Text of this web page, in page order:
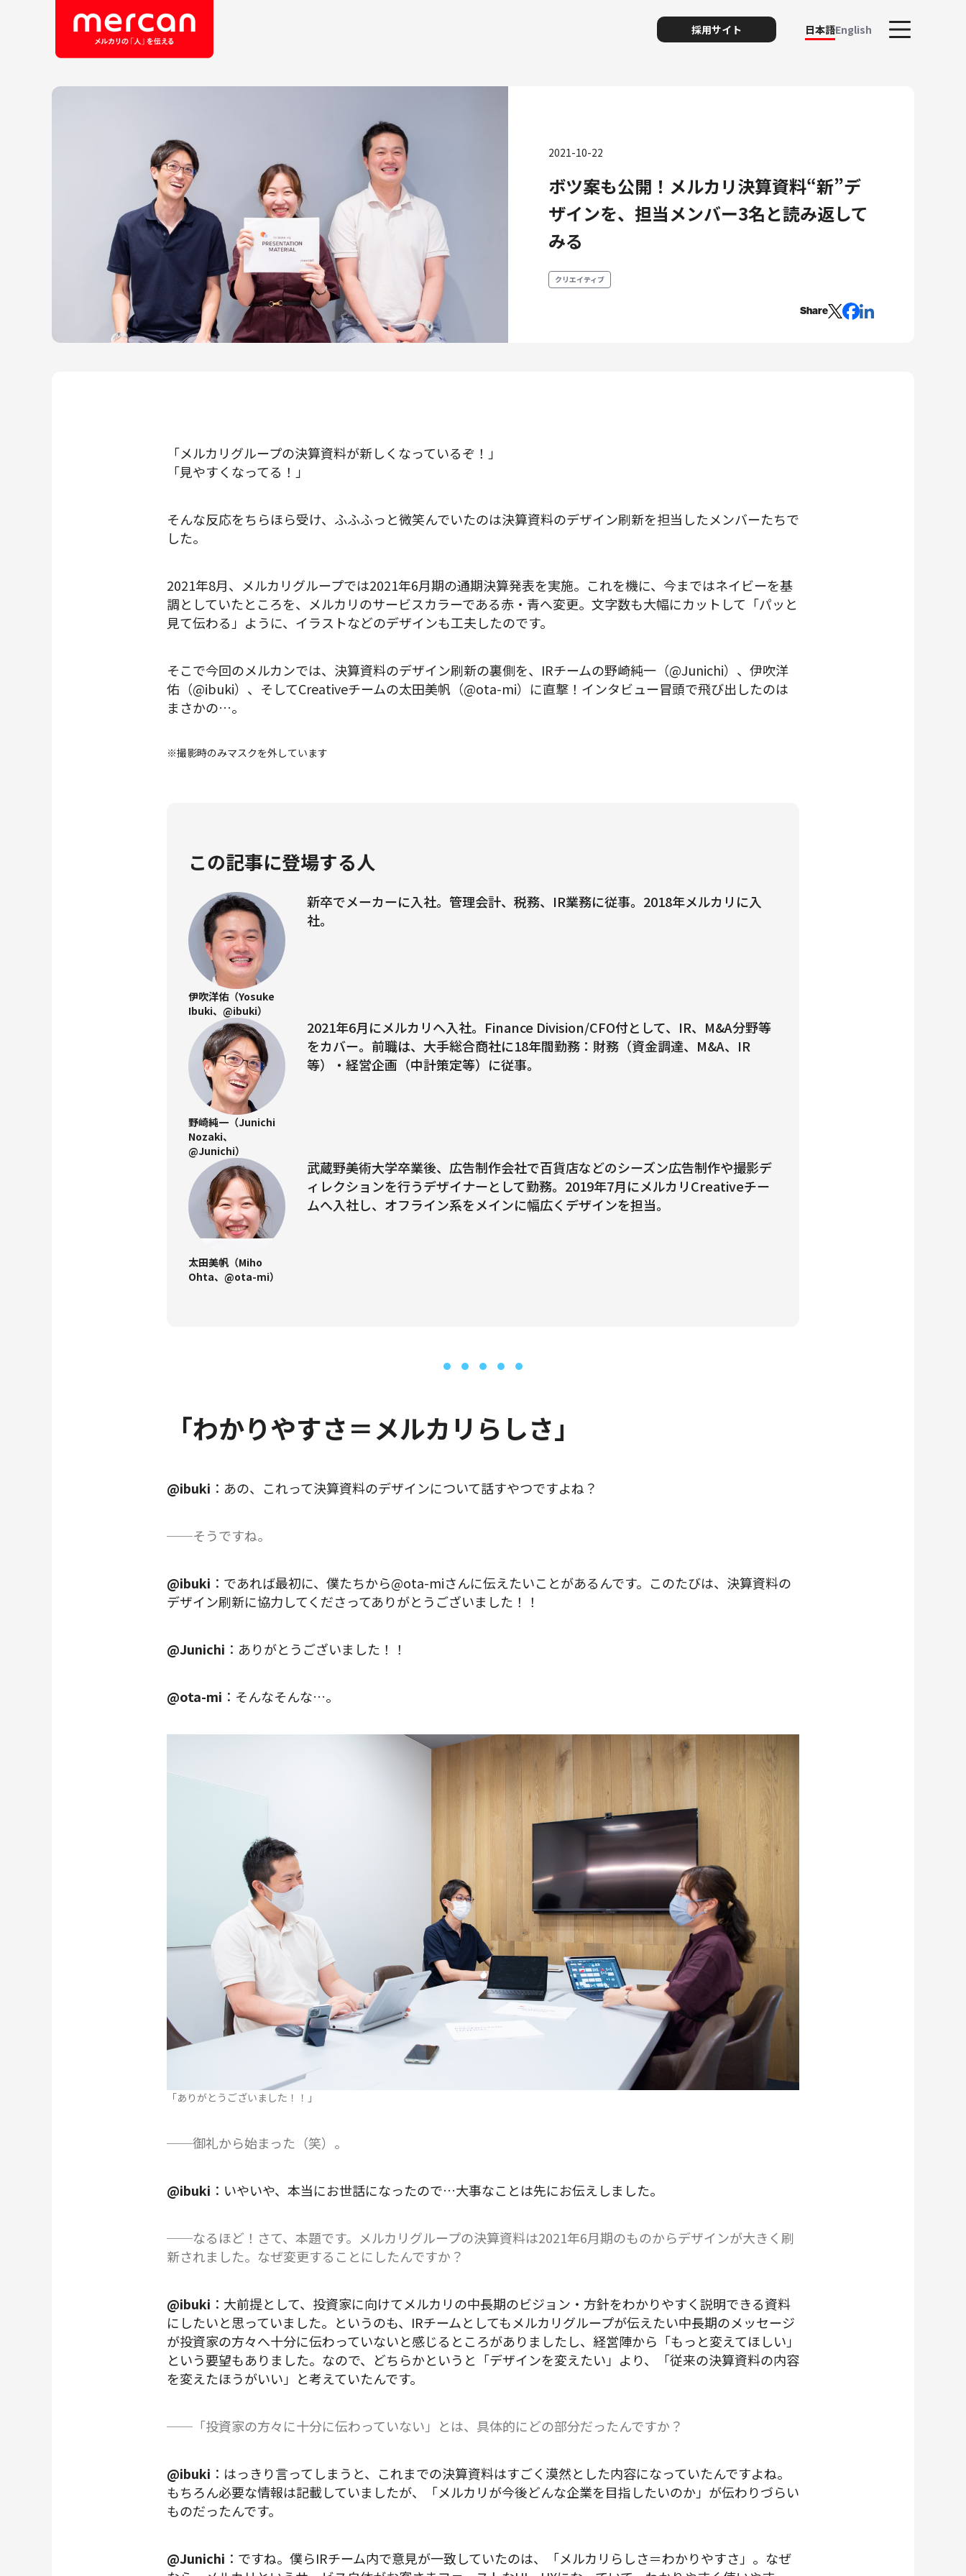
採用サイト 日本語English
カテゴリーから探す 会社・事業
鹿島アントラーズ
Ads
メルカリ
メルペイ
メルコイン
メルカリShops
メルカリR4Dラボ
エンジニアリング
エンジニアリング
コーポレートエンジニアリング
セキュリティエンジニアリング
プロダクト・ビジネス
カスタマーサービス
コーポレート
法務
2021-10-22
ボツ案も公開！メルカリ決算資料“新”デ
ザインを、担当メンバー3名と読み返して
みる
クリエイティブ
Share
「メルカリグループの決算資料が新しくなっているぞ！」
「見やすくなってる！」
そんな反応をちらほら受け、ふふふっと微笑んでいたのは決算資料のデザイン刷新を担当したメンバーたちで
した。
2021年8月、メルカリグループでは2021年6月期の通期決算発表を実施。これを機に、今まではネイビーを基
調としていたところを、メルカリのサービスカラーである赤・青へ変更。文字数も大幅にカットして「パッと
見て伝わる」ように、イラストなどのデザインも工夫したのです。
そこで今回のメルカンでは、決算資料のデザイン刷新の裏側を、IRチームの野崎純一（@Junichi）、伊吹洋
佑（@ibuki）、そしてCreativeチームの太田美帆（@ota-mi）に直撃！インタビュー冒頭で飛び出したのは
まさかの…。
※撮影時のみマスクを外しています
この記事に登場する人
伊吹洋佑（Yosuke
Ibuki、@ibuki）
新卒でメーカーに入社。管理会計、税務、IR業務に従事。2018年メルカリに入
社。
野崎純一（Junichi
Nozaki、
@Junichi）
2021年6月にメルカリへ入社。Finance Division/CFO付として、IR、M&A分野等
をカバー。前職は、大手総合商社に18年間勤務：財務（資金調達、M&A、IR
等）・経営企画（中計策定等）に従事。
太田美帆（Miho
Ohta、@ota-mi）
武蔵野美術大学卒業後、広告制作会社で百貨店などのシーズン広告制作や撮影デ
ィレクションを行うデザイナーとして勤務。2019年7月にメルカリCreativeチー
ムへ入社し、オフライン系をメインに幅広くデザインを担当。
「わかりやすさ＝メルカリらしさ」
@ibuki ：あの、これって決算資料のデザインについて話すやつですよね？
──そうですね。
@ibuki ：であれば最初に、僕たちから@ota-miさんに伝えたいことがあるんです。このたびは、決算資料の
デザイン刷新に協力してくださってありがとうございました！！
@Junichi ：ありがとうございました！！
@ota-mi ：そんなそんな…。
「ありがとうございました！！」
──御礼から始まった（笑）。
@ibuki ：いやいや、本当にお世話になったので…大事なことは先にお伝えしました。
──なるほど！さて、本題です。メルカリグループの決算資料は2021年6月期のものからデザインが大きく刷
新されました。なぜ変更することにしたんですか？
@ibuki ：大前提として、投資家に向けてメルカリの中長期のビジョン・方針をわかりやすく説明できる資料
にしたいと思っていました。というのも、IRチームとしてもメルカリグループが伝えたい中長期のメッセージ
が投資家の方々へ十分に伝わっていないと感じるところがありましたし、経営陣から「もっと変えてほしい」
という要望もありました。なので、どちらかというと「デザインを変えたい」より、「従来の決算資料の内容
を変えたほうがいい」と考えていたんです。
──「投資家の方々に十分に伝わっていない」とは、具体的にどの部分だったんですか？
@ibuki ：はっきり言ってしまうと、これまでの決算資料はすごく漠然とした内容になっていたんですよね。
もちろん必要な情報は記載していましたが、「メルカリが今後どんな企業を目指したいのか」が伝わりづらい
ものだったんです。
@Junichi ：ですね。僕らIRチーム内で意見が一致していたのは、「メルカリらしさ＝わかりやすさ」。なぜ